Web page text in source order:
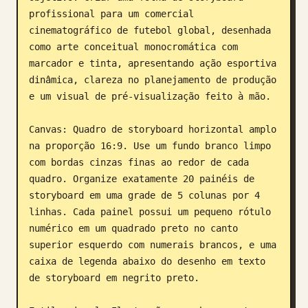
Blog
Atualizações
profissional para um comercial
cinematográfico de futebol global, desenhada
como arte conceitual monocromática com
marcador e tinta, apresentando ação esportiva
dinâmica, clareza no planejamento de produção
e um visual de pré-visualização feito à mão.
Canvas: Quadro de storyboard horizontal amplo
na proporção 16:9. Use um fundo branco limpo
com bordas cinzas finas ao redor de cada
quadro. Organize exatamente 20 painéis de
storyboard em uma grade de 5 colunas por 4
linhas. Cada painel possui um pequeno rótulo
numérico em um quadrado preto no canto
superior esquerdo com numerais brancos, e uma
caixa de legenda abaixo do desenho em texto
de storyboard em negrito preto.